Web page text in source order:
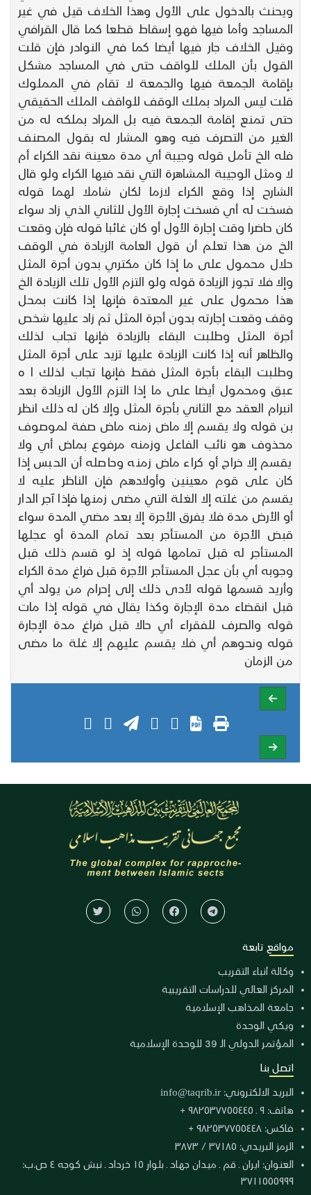
ويحنث بالدخول على الأول وهذا الخلاف قيل في غير
المساجد وأما فيها فهو إسقاط قطعا كما قال القرافي
وقيل الخلاف جار فيها أيضا كما في النوادر فإن قلت
القول بأن الملك للواقف حتى في المساجد مشكل
بإقامة الجمعة فيها والجمعة لا تقام في المملوك
قلت ليس المراد بملك الوقف للواقف الملك الحقيقي
حتى تمنع إقامة الجمعة فيه بل المراد بملكه له من
الغير من التصرف فيه وهو المشار له بقول المصنف
فله الخ تأمل قوله وجيبة أي مدة معينة نقد الكراء أم
لا ومثل الوجيبة المشاهرة التي نقد فيها الكراء ولو قال
الشارح إذا وقع الكراء لازما لكان شاملا لهما قوله
فسخت له أي فسخت إجارة الأول للثاني الذي زاد سواء
كان حاضرا وقت إجارة الأول أو كان غائبا قوله فإن وقعت
الخ من هذا تعلم أن قول العامة الزيادة في الوقف
حلال محمول على ما إذا كان مكتري بدون أجرة المثل
وإلا فلا تجوز الزيادة قوله ولو التزم الأول تلك الزيادة الخ
هذا محمول على غير المعتدة فإنها إذا كانت بمحل
وقف وقعت إجارته بدون أجرة المثل ثم زاد عليها شخص
أجرة المثل وطلبت البقاء بالزيادة فإنها تجاب لذلك
والظاهر أنه إذا كانت الزيادة عليها تزيد على أجرة المثل
وطلبت البقاء بأجرة المثل فقط فإنها تجاب لذلك ا ه
عبق ومحمول أيضا على ما إذا التزم الأول الزيادة بعد
انبرام العقد مع الثاني بأجرة المثل وإلا كان له ذلك انظر
بن قوله ولا يقسم إلا ماض زمنه ماض صفة لموصوف
محذوف هو نائب الفاعل وزمنه مرفوع بماض أي ولا
يقسم إلا خراج أو كراء ماض زمنه وحاصله أن الحبس إذا
كان على قوم معينين وأولادهم فإن الناظر عليه لا
يقسم من غلته إلا الغلة التي مضى زمنها فإذا آجر الدار
أو الأرض مدة فلا يفرق الأجرة إلا بعد مضي المدة سواء
قبض الأجرة من المستأجر بعد تمام المدة أو عجلها
المستأجر له قبل تمامها قوله إذ لو قسم ذلك قبل
وجوبه أي بأن عجل المستأجر الأجرة قبل فراغ مدة الكراء
وأريد قسمها قوله لأدى ذلك إلى إحرام من يولد أي
قبل انقضاء مدة الإجارة وكذا يقال في قوله إذا مات
قوله والصرف للفقراء أي حالا قبل فراغ مدة الإجارة
قوله ونحوهم أي فلا يقسم عليهم إلا غلة ما مضى
من الزمان
مواقع تابعة
وكالة أنباء التقريب
المركز العالي للدراسات التقريبية
جامعة المذاهب الإسلامية
ويكي الوحدة
المؤتمر الدولي الـ 39 للوحدة الإسلامية
اتصل بنا
البريد الالكتروني: info@taqrib.ir
هاتف: ٩ ـ ٩٨٢٥٣٧٧٥٥٤٤٥ +
فاكس: ٩٨٢٥٣٧٧٥٥٤٤٨ +
الرمز البريدي: ٣٧١٨٥ / ٣٨٧٣
العنوان: ايران ـ قم ـ ميدان جهاد ـ بلوار ١٥ خرداد ـ نبش كوجه ٤ ص.ب:
٣٧١١٥٥٥٩٩٩